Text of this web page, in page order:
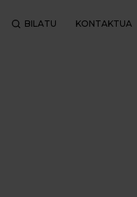
BILATU KONTAKTUA